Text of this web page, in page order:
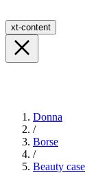
xt-content
Donna
/
Borse
/
Beauty case